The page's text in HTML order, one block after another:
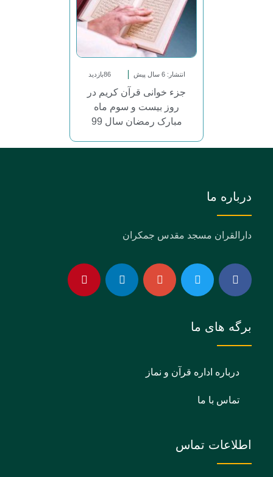
انتشار: 6 سال پیش 86بازدید
جزء خوانی قرآن کریم در
روز بیست و سوم ماه
مبارک رمضان سال 99
درباره ما
دارالقران مسجد مقدس جمکران
برگه های ما
درباره اداره قرآن و نماز
تماس با ما
اطلاعات تماس